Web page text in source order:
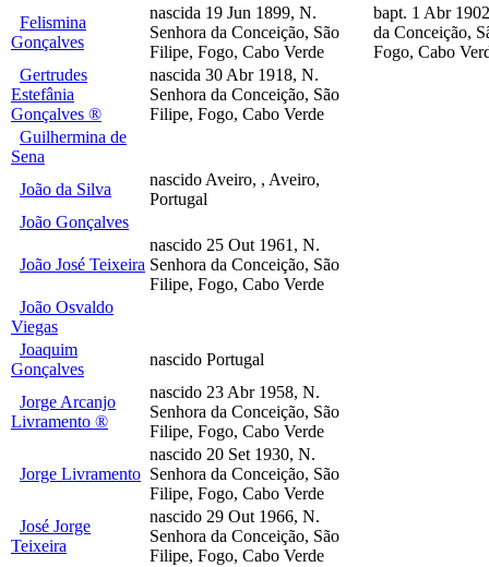
Felismina
Gonçalves
nascida 19 Jun 1899, N.
Senhora da Conceição, São
Filipe, Fogo, Cabo Verde
bapt. 1 Abr
da Conceição,
Fogo, Cabo
Gertrudes
Estefânia
Gonçalves ®
nascida 30 Abr 1918, N.
Senhora da Conceição, São
Filipe, Fogo, Cabo Verde
Guilhermina de
Sena
João da Silva
nascido Aveiro, , Aveiro,
Portugal
João Gonçalves
João José Teixeira
nascido 25 Out 1961, N.
Senhora da Conceição, São
Filipe, Fogo, Cabo Verde
João Osvaldo
Viegas
Joaquim
Gonçalves
nascido Portugal
Jorge Arcanjo
Livramento ®
nascido 23 Abr 1958, N.
Senhora da Conceição, São
Filipe, Fogo, Cabo Verde
Jorge Livramento
nascido 20 Set 1930, N.
Senhora da Conceição, São
Filipe, Fogo, Cabo Verde
José Jorge
Teixeira
nascido 29 Out 1966, N.
Senhora da Conceição, São
Filipe, Fogo, Cabo Verde